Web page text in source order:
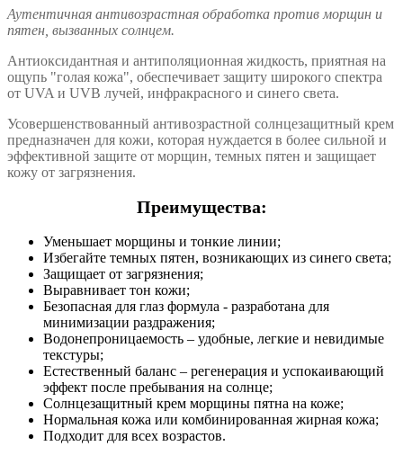
Аутентичная антивозрастная обработка против морщин и
пятен, вызванных солнцем.
Антиоксидантная и антиполяционная жидкость, приятная на
ощупь "голая кожа", обеспечивает защиту широкого спектра
от UVA и UVB лучей, инфракрасного и синего света.
Усовершенствованный антивозрастной солнцезащитный крем
предназначен для кожи, которая нуждается в более сильной и
эффективной защите от морщин, темных пятен и защищает
кожу от загрязнения.
Преимущества:
Уменьшает морщины и тонкие линии;
Избегайте темных пятен, возникающих из синего света;
Защищает от загрязнения;
Выравнивает тон кожи;
Безопасная для глаз формула - разработана для
минимизации раздражения;
Водонепроницаемость – удобные, легкие и невидимые
текстуры;
Естественный баланс – регенерация и успокаивающий
эффект после пребывания на солнце;
Солнцезащитный крем морщины пятна на коже;
Нормальная кожа или комбинированная жирная кожа;
Подходит для всех возрастов.